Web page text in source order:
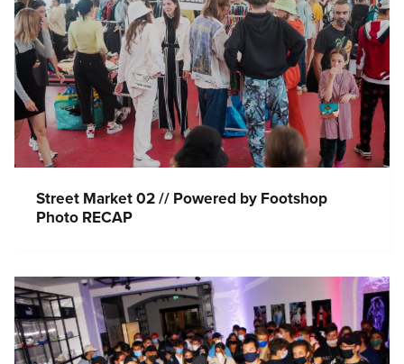
Street Market 02 // Powered by Footshop
Photo RECAP